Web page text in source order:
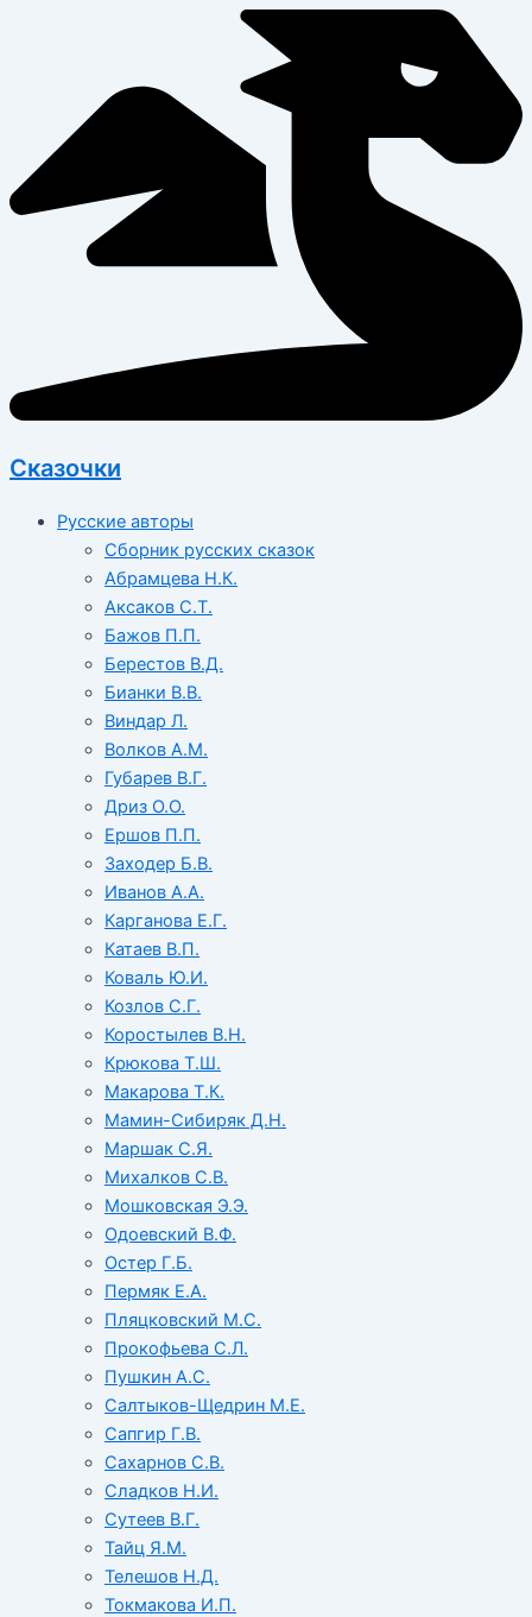
Сказочки
Русские авторы
Сборник русских сказок
Абрамцева Н.К.
Аксаков С.Т.
Бажов П.П.
Берестов В.Д.
Бианки В.В.
Виндар Л.
Волков А.М.
Губарев В.Г.
Дриз О.О.
Ершов П.П.
Заходер Б.В.
Иванов А.А.
Карганова Е.Г.
Катаев В.П.
Коваль Ю.И.
Козлов С.Г.
Коростылев В.Н.
Крюкова Т.Ш.
Макарова Т.К.
Мамин-Сибиряк Д.Н.
Маршак С.Я.
Михалков С.В.
Мошковская Э.Э.
Одоевский В.Ф.
Остер Г.Б.
Пермяк Е.А.
Пляцковский М.С.
Прокофьева С.Л.
Пушкин А.С.
Салтыков-Щедрин М.Е.
Сапгир Г.В.
Сахарнов С.В.
Сладков Н.И.
Сутеев В.Г.
Тайц Я.М.
Телешов Н.Д.
Токмакова И.П.